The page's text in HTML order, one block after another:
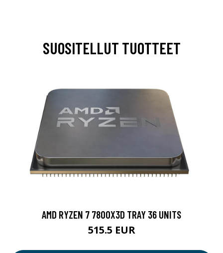
SUOSITELLUT TUOTTEET
AMD RYZEN 7 7800X3D TRAY 36 UNITS
515.5 EUR